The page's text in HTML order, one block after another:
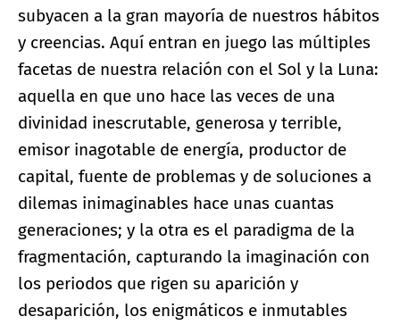
subyacen a la gran mayoría de nuestros hábitos
y creencias. Aquí entran en juego las múltiples
facetas de nuestra relación con el Sol y la Luna:
aquella en que uno hace las veces de una
divinidad inescrutable, generosa y terrible,
emisor inagotable de energía, productor de
capital, fuente de problemas y de soluciones a
dilemas inimaginables hace unas cuantas
generaciones; y la otra es el paradigma de la
fragmentación, capturando la imaginación con
los periodos que rigen su aparición y
desaparición, los enigmáticos e inmutables